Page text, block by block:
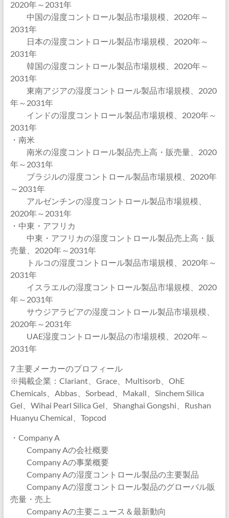
2020年～2031年
中国の湿度コントロール製品市場規模、2020年～
2031年
日本の湿度コントロール製品市場規模、2020年～
2031年
韓国の湿度コントロール製品市場規模、2020年～
2031年
東南アジアの湿度コントロール製品市場規模、2020
年～2031年
インドの湿度コントロール製品市場規模、2020年～
2031年
・南米
南米の湿度コントロール製品売上高・販売量、2020
年～2031年
ブラジルの湿度コントロール製品市場規模、2020年
～2031年
アルゼンチンの湿度コントロール製品市場規模、
2020年～2031年
・中東・アフリカ
中東・アフリカの湿度コントロール製品売上高・販
売量、2020年～2031年
トルコの湿度コントロール製品市場規模、2020年～
2031年
イスラエルの湿度コントロール製品市場規模、2020
年～2031年
サウジアラビアの湿度コントロール製品市場規模、
2020年～2031年
UAE湿度コントロール製品の市場規模、2020年～
2031年
7 主要メーカーのプロフィール
※掲載企業：Clariant、Grace、Multisorb、OhE
Chemicals、Abbas、Sorbead、Makall、Sinchem Silica
Gel、Wihai Pearl Silica Gel、Shanghai Gongshi、Rushan
Huanyu Chemical、Topcod
・Company A
Company Aの会社概要
Company Aの事業概要
Company Aの湿度コントロール製品の主要製品
Company Aの湿度コントロール製品のグローバル販
売量・売上
Company Aの主要ニュース＆最新動向